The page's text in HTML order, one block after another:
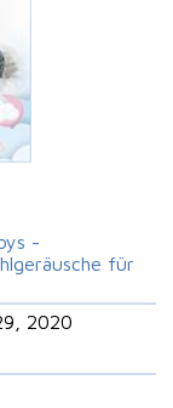
-
für
2020